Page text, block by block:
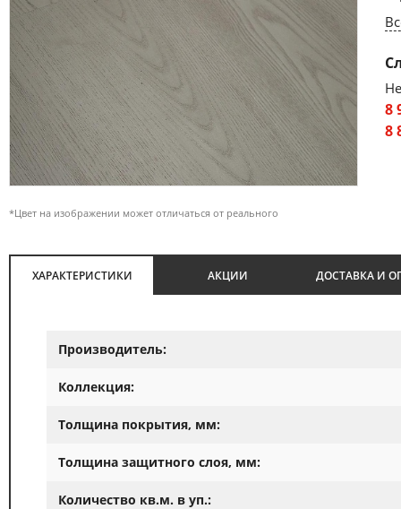
*Цвет на изображении может отличаться от реального
8
8
ХАРАКТЕРИСТИКИ АКЦИИ ДОСТАВКА И
Производитель:
Коллекция:
Толщина покрытия, мм:
Толщина защитного слоя, мм:
Количество кв.м. в уп.: